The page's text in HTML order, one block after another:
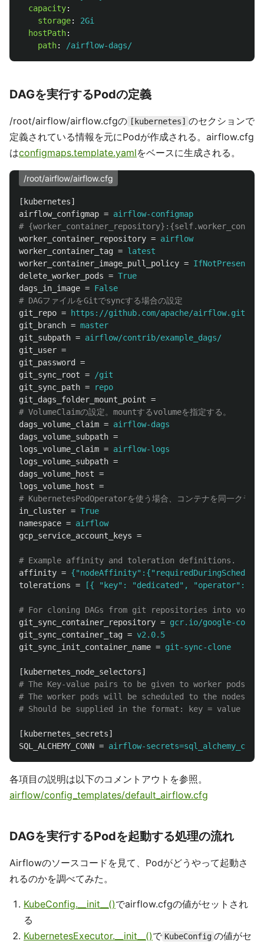
capacity:
storage:
2Gi
hostPath:
path: /airflow-dags/
DAGを実行するPodの定義
/root/airflow/airflow.cfgの [kubernetes] のセクションで
定義されている情報を元にPodが作成される。airflow.cfg
はconfigmaps.template.yamlをベースに生成される。
/root/airflow/airflow.cfg
[kubernetes]
airflow_configmap = airflow-configmap
worker_container_repository = airflow
worker_container_tag = latest
worker_container_image_pull_policy = IfNotPresent
delete_worker_pods = True
dags_in_image = False
git_repo = https://github.com/apache/airflow.git
git_branch = master
git_subpath = airflow/contrib/example_dags/
git_user =
git_password =
git_sync_root =
/git
git_sync_path =
repo
git_dags_folder_mount_point =
dags_volume_claim = airflow-dags
dags_volume_subpath =
logs_volume_claim = airflow-logs
logs_volume_subpath =
dags_volume_host =
logs_volume_host =
in_cluster = True
namespace = airflow
gcp_service_account_keys =
affinity =
tolerations = [{ "key": "dedicated", "operator":
git_sync_container_repository = gcr.io/google-
git_sync_container_tag = v2.0.5
git_sync_init_container_name = git-sync-clone
[kubernetes_node_selectors]
# The Key-value pairs to be given to worker pods.
# The worker pods will be scheduled to the nodes
[kubernetes_secrets]
SQL_ALCHEMY_CONN = airflow-secrets=sql_alchemy_conn
各項目の説明は以下のコメントアウトを参照。
airflow/config_templates/default_airflow.cfg
DAGを実行するPodを起動する処理の流れ
Airflowのソースコードを見て、Podがどうやって起動さ
れるのかを調べてみた。
KubeConfig.__init__()でairflow.cfgの値がセットされ
る
KubernetesExecutor.__init__()で KubeConfig の値がセ